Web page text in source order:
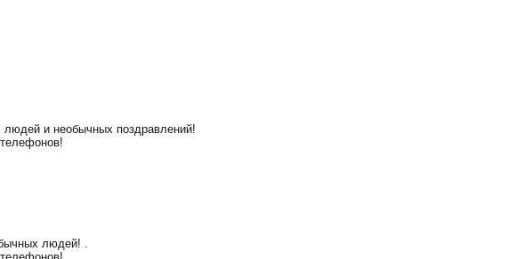
и необычных поздравлений!
людей! .